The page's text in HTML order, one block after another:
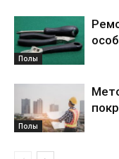
Полы
Полы